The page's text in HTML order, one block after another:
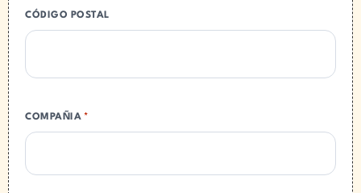
CÓDIGO POSTAL
COMPAÑIA *